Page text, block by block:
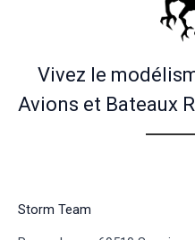
Vivez le
Avions et Bateaux
Storm Team